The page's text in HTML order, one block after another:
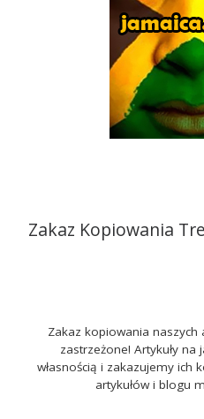
Zakaz Kopiowania
Zakaz kopiowania naszych
zastrzeżone! Artykuły na
własnością i zakazujemy ich
artykułów i blogu